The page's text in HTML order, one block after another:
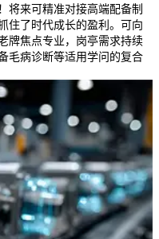
将来可精准对接高端配备制
住了时代成长的盈利。可向
牌焦点专业，岗亭需求持续
毛病诊断等适用学问的复合